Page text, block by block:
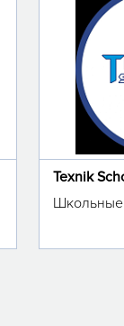
Texnik